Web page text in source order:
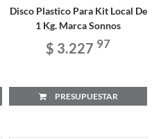
Disco Plastico Para Kit Local De
1 Kg. Marca Sonnos
$ 3.227 97
PRESUPUESTAR